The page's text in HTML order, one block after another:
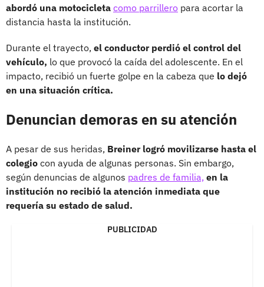
abordó una motocicleta como parrillero para acortar la
distancia hasta la institución.
Durante el trayecto, el conductor perdió el control del
vehículo, lo que provocó la caída del adolescente. En el
impacto, recibió un fuerte golpe en la cabeza que lo dejó
en una situación crítica.
Denuncian demoras en su atención
A pesar de sus heridas, Breiner logró movilizarse hasta el
colegio con ayuda de algunas personas. Sin embargo,
según denuncias de algunos padres de familia, en la
institución no recibió la atención inmediata que
requería su estado de salud.
PUBLICIDAD